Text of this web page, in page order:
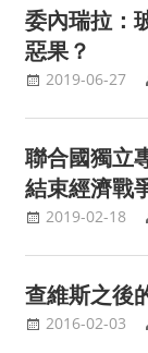
委內瑞拉：
惡果？
2019-06-27
聯合國獨立
結束經濟戰
2019-02-18
查維斯之後
2016-02-03